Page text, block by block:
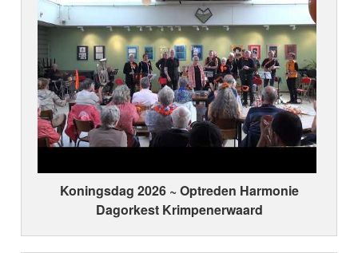
Koningsdag 2026 ~ Optreden Harmonie
Dagorkest Krimpenerwaard